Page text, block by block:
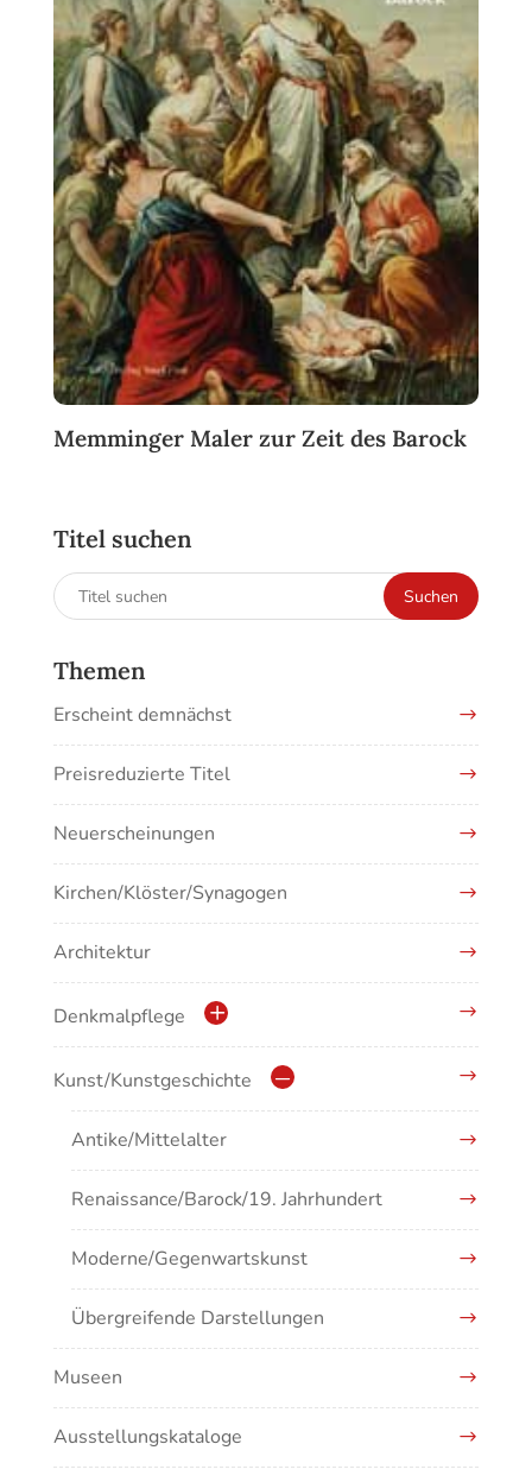
Memminger Maler zur Zeit des Barock
Titel suchen
Suchen
nach:
Suchen
Themen
Erscheint demnächst
Preisreduzierte Titel
Neuerscheinungen
Kirchen/Klöster/Synagogen
Architektur
Denkmalpflege
Kulturdenkmale in Baden-Württemberg
Kunst/Kunstgeschichte
Antike/Mittelalter
Renaissance/Barock/19. Jahrhundert
Moderne/Gegenwartskunst
Übergreifende Darstellungen
Museen
Ausstellungskataloge